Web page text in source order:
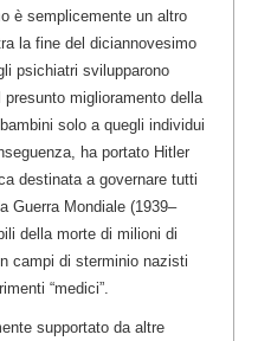
è semplicemente un altro
la fine del diciannovesimo
psichiatri svilupparono
presunto miglioramento della
solo a quegli individui
ha portato Hitler
destinata a governare tutti
Guerra Mondiale (1939–
della morte di milioni di
campi di sterminio nazisti
“medici”.
supportato da altre